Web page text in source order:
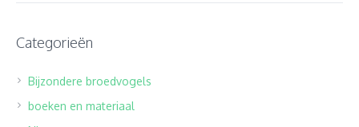
Categorieën
Bijzondere broedvogels
boeken en materiaal